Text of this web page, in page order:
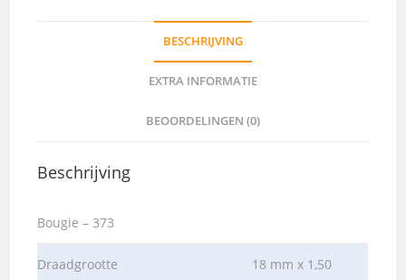
BESCHRIJVING
EXTRA INFORMATIE
BEOORDELINGEN (0)
Beschrijving
Bougie – 373
Draadgrootte 18 mm x 1,50